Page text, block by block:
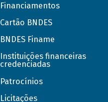
Financiamentos
Cartão BNDES
BNDES Finame
Instituições financeiras
credenciadas
Patrocínios
Licitações